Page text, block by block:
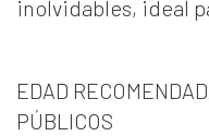
inolvidables, ideal
EDAD
PÚBLICOS